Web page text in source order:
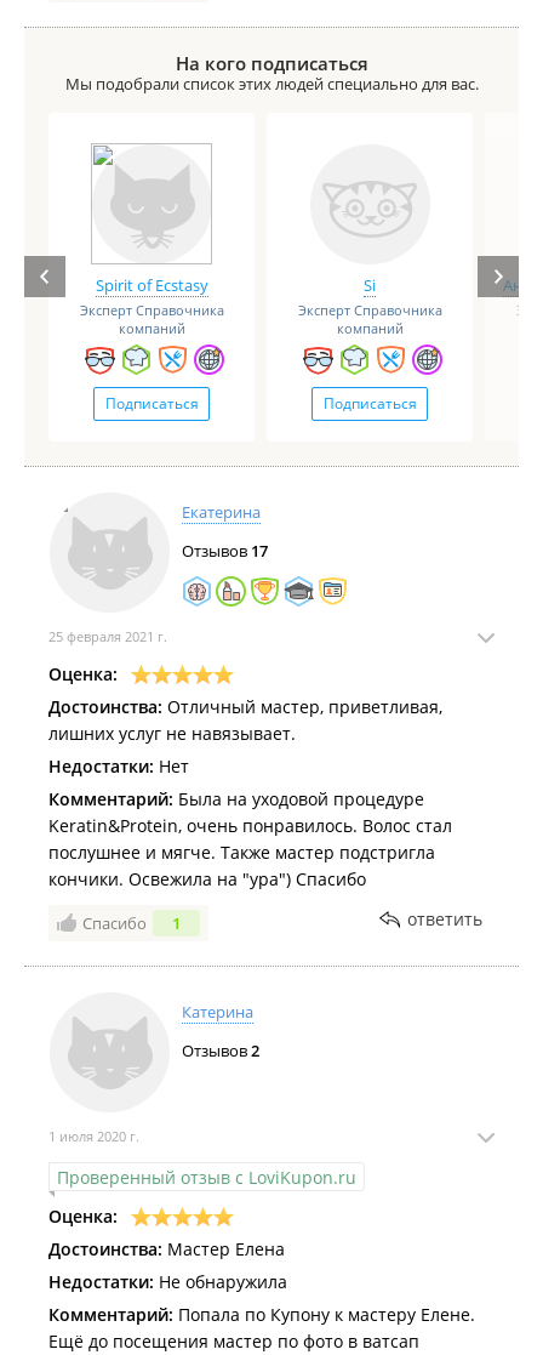
проконсультироваться с мастером о возможности
применения стрижки/процедуры/способа окраски"
возврату больше времени потрачу.. Теперь буду
знать в следующий раз, прежде, чем оплачивать
На кого подписаться
Мы подобрали список этих людей специально для вас.
Spirit of Ecstasy
Эксперт Справочника
компаний
Подписаться
Si
Эксперт Справочника
компаний
Подписаться
Екатерина
Отзывов 17
25 февраля 2021 г.
Оценка:
Достоинства: Отличный мастер, приветливая,
лишних услуг не навязывает.
Недостатки: Нет
Комментарий: Была на уходовой процедуре
Keratin&Protein, очень понравилось. Волос стал
послушнее и мягче. Также мастер подстригла
кончики. Освежила на "ура") Спасибо
Спасибо 1 ответить
Катерина
Отзывов2
1 июля 2020 г.
Проверенный отзыв с LoviKupon.ru
Оценка:
Достоинства: Мастер Елена
Недостатки: Не обнаружила
Комментарий: Попала по Купону к мастеру Елене.
Ещё до посещения мастер по фото в ватсап